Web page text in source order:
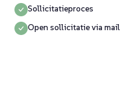
Sollicitatieproces
Open sollicitatie via mail